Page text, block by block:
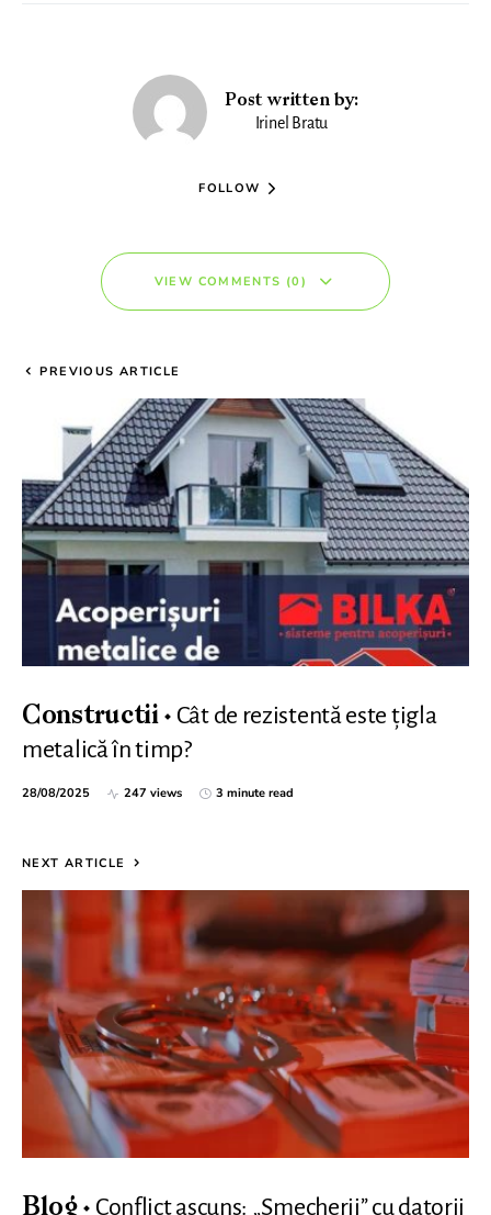
Post written by:
Irinel Bratu
FOLLOW
VIEW COMMENTS (0)
PREVIOUS ARTICLE
Constructii
Cât de rezistentă este țigla
metalică în timp?
28/08/2025 247 views 3 minute read
NEXT ARTICLE
Blog
Conflict ascuns: „Șmecherii” cu datorii